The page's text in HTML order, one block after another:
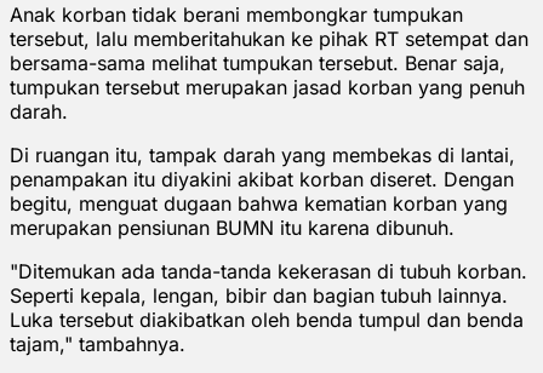
Anak korban tidak berani membongkar tumpukan
tersebut, lalu memberitahukan ke pihak RT setempat dan
bersama-sama melihat tumpukan tersebut. Benar saja,
tumpukan tersebut merupakan jasad korban yang penuh
darah.
Di ruangan itu, tampak darah yang membekas di lantai,
penampakan itu diyakini akibat korban diseret. Dengan
begitu, menguat dugaan bahwa kematian korban yang
merupakan pensiunan BUMN itu karena dibunuh.
"Ditemukan ada tanda-tanda kekerasan di tubuh korban.
Seperti kepala, lengan, bibir dan bagian tubuh lainnya.
Luka tersebut diakibatkan oleh benda tumpul dan benda
tajam," tambahnya.